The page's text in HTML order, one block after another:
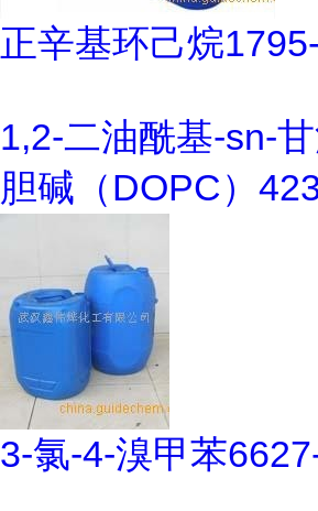
正辛基环己烷
1,2-二油酰基-sn-
胆碱（DOPC）
3-氯-4-溴甲苯